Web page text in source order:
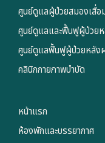
ศูนย์ดูแลผู้ป่วยสมองเสื่อ
ศูนย์ดูแลและฟื้นฟูผู้ป่วย
ศูนย์ดูแลฟื้นฟูผู้ป่วยหลัง
คลินิกกายภาพบำบัด
หน้าแรก
ห้องพักและบรรยากาศ